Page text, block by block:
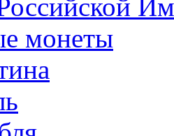
монеты